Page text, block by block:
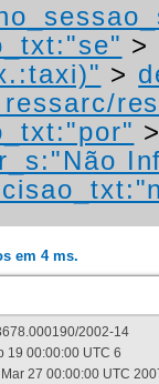
>
>
>
em 4 ms.
2002-14
19 00:00:00 UTC 6
27 00:00:00 UTC